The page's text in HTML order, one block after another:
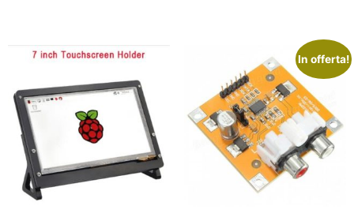
In offerta!